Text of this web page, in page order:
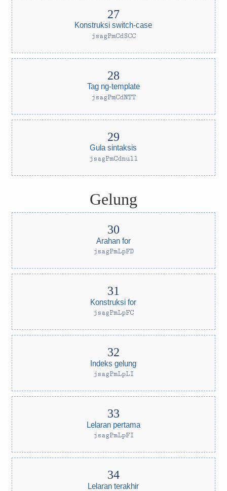
Konstruksi switch-case
jsagPmCdSCC
Tag ng-template
jsagPmCdNTT
Gula sintaksis
jsagPmCdnull
Gelung
Arahan for
jsagPmLpFD
Konstruksi for
jsagPmLpFC
Indeks gelung
jsagPmLpLI
Lelaran pertama
jsagPmLpFI
Lelaran terakhir